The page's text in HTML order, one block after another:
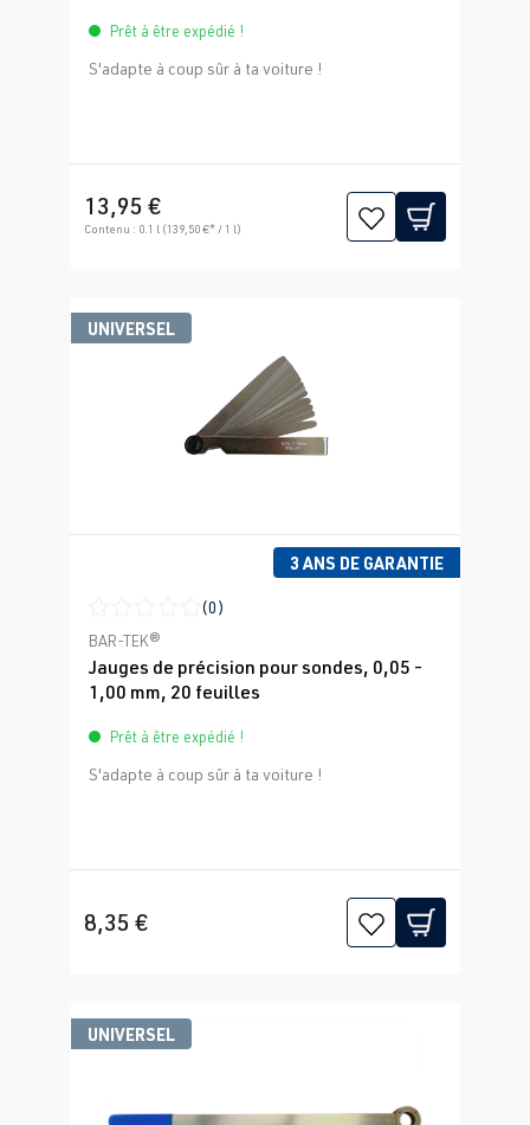
Prêt à être expédié !
S'adapte à coup sûr à ta voiture !
13,95 €
Contenu : 0.1 l (139,50 €* / 1 l)
UNIVERSEL
3 ANS DE GARANTIE
Note moyenne de 0 sur 5 étoiles
(0)
BAR-TEK®
Jauges de précision pour sondes, 0,05 -
1,00 mm, 20 feuilles
Prêt à être expédié !
S'adapte à coup sûr à ta voiture !
8,35 €
UNIVERSEL